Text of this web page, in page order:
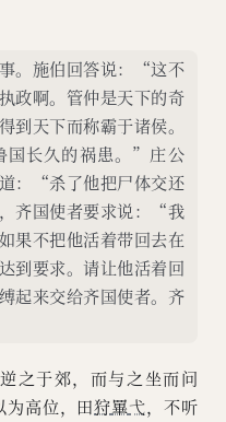
。施伯回答说：“这不
政啊。管仲是天下的奇
到天下而称霸于诸侯。
国长久的祸患。”庄公
：“杀了他把尸体交还
齐国使者要求说：“我
果不把他活着带回去在
到要求。请让他活着回
起来交给齐国使者。齐
之于郊，而与之坐而问
为高位，田狩罼弋，不听